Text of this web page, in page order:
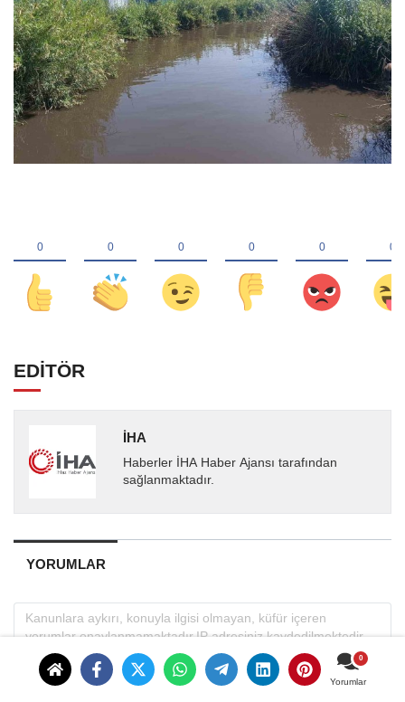
Yorumlar
EDİTÖR
İHA
Haberler İHA Haber Ajansı tarafından
sağlanmaktadır.
YORUMLAR